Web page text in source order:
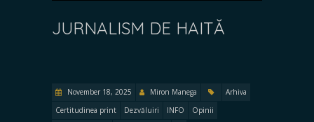
JURNALISM DE HAITĂ
November 18, 2025 Miron Manega
Arhiva
Certitudinea print
Dezvăluiri INFO
Opinii